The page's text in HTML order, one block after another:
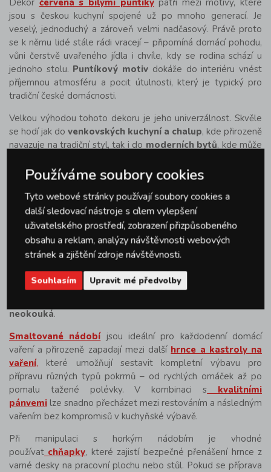
Dekor červená s bílými puntíky patří mezi motivy, které
jsou s českou kuchyní spojené už po mnoho generací. Je
veselý, jednoduchý a zároveň velmi nadčasový. Právě proto
se k němu lidé stále rádi vracejí – připomíná domácí pohodu,
vůni čerstvě uvařeného jídla i chvíle, kdy se rodina schází u
jednoho stolu. Puntíkový motiv dokáže do interiéru vnést
příjemnou atmosféru a pocit útulnosti, který je typický pro
tradiční české domácnosti.
Velkou výhodou tohoto dekoru je jeho univerzálnost. Skvěle
se hodí jak do venkovských kuchyní a chalup, kde přirozeně
navazuje na tradiční styl, tak i do moderních bytů, kde může
V kuchyni pak může vzniknout krásně sladěná kolekce – od
smaltovaných hrnců a džbánů přes misky až po keramické
hrnky nebo kuchyňský textil ve stejném motivu.
Produkty v tomto dekoru spojuje nejen výrazný a oblíbený
vzhled, ale také kvalitní zpracování a praktičnost pro
každodenní používání. Ať už jde o vaření, servírování nebo
stolování, puntíková kolekce je navržena tak, aby byla funkční,
odolná a zároveň přinášela do kuchyně radost. Právě v tom
spočívá její kouzlo – není to jen nádobí nebo doplněk,
neokouká.
Smaltované nádobíjsou ideální pro každodenní domácí
vaření a přirozeně zapadají mezi další hrnce a kastroly na
vaření,
které umožňují sestavit kompletní výbavu pro
přípravu různých typů pokrmů – od rychlých omáček až po
pomalu tažené polévky. V kombinaci s
kvalitními
pánvemi lze snadno přecházet mezi restováním a následným
vařením bez kompromisů v kuchyňské výbavě.
Při manipulaci s horkým nádobím je vhodné
používat chňapky, které zajistí bezpečné přenášení hrnce z
varné desky na pracovní plochu nebo stůl. Pokud se příprava
Používáme soubory cookies
Tyto webové stránky používají soubory cookies a
další sledovací nástroje s cílem vylepšení
uživatelského prostředí, zobrazení přizpůsobeného
obsahu a reklam, analýzy návštěvnosti webových
stránek a zjištění zdroje návštěvnosti.
Souhlasím Upravit mé předvolby